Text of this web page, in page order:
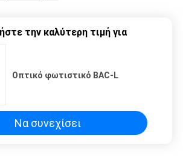
την καλύτερη τιμή για
Οπτικό φωτιστικό BAC-L
Να συνεχίσει